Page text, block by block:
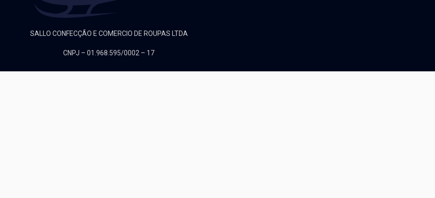
SALLO CONFECÇÃO E COMERCIO DE ROUPAS LTDA
CNPJ – 01.968.595/0002 – 17